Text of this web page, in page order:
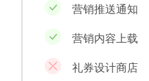
营销推送通知
营销内容上载
礼券设计商店